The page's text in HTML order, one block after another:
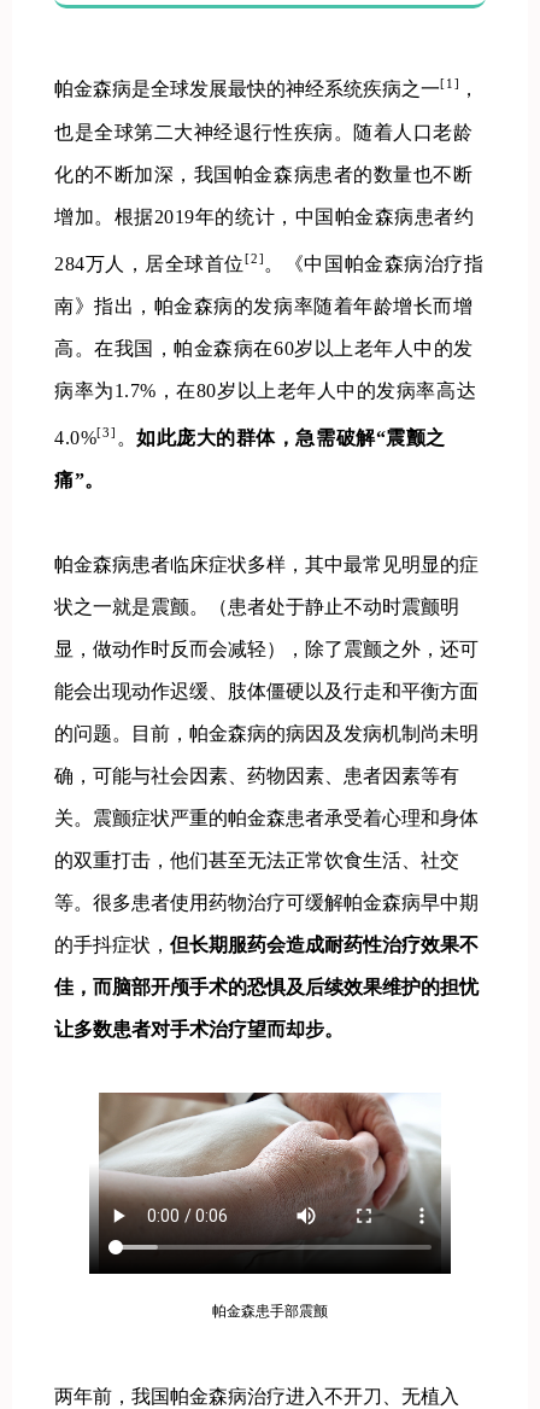
帕金森病是全球发展最快的神经系统疾病之一 [1] ，
也是全球第二大神经退行性疾病。 随着人口老龄
化的不断加深，我国帕金森病患者的数量也不断
增加。 根据2019年的统计，中国帕金森病患者约
284万人，居全球首位 [2] 。 《中国帕金森病治疗指
南》指出，帕金森病的发病率随着年龄增长而增
高。在我国，帕金森病在60岁以上老年人中的发
病率为1.7%，在80岁以上老年人中的发病率高达
4.0%[3] 。如此庞大的群体，急需破解“震颤之
痛”。
帕金森病患者临床症状多样，其中最常见明显的症
状之一就是震颤。（患者处于静止不动时震颤明
显，做动作时反而会减轻），除了震颤之外，还可
能会出现动作迟缓、肢体僵硬以及行走和平衡方面
的问题。目前，帕金森病的病因及发病机制尚未明
确，可能与社会因素、药物因素、患者因素等有
关。震颤症状严重的帕金森患者承受着心理和身体
的双重打击，他们甚至无法正常饮食生活、社交
等。很多患者使用药物治疗可缓解帕金森病早中期
的手抖症状， 但长期服药会造成耐药性治疗效果不
佳，而脑部开颅手术的恐惧及后续效果维护的担忧
让多数患者对手术治疗望而却步。
帕金森患手部震颤
两年前，我国帕金森病治疗进入不开刀、无植入